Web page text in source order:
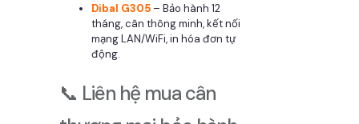
Dibal G305 – Bảo hành 12
tháng, cân thông minh, kết nối
mạng LAN/WiFi, in hóa đơn tự
động.
📞 Liên hệ mua cân